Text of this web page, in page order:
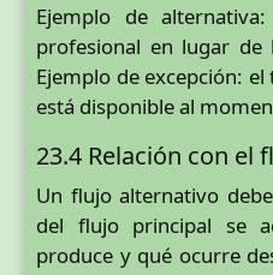
Ejemplo de
profesional en lugar de
Ejemplo de excepción:
está disponible al
23.4 Relación con el
Un flujo alternativo
del flujo principal se
produce y qué ocurre